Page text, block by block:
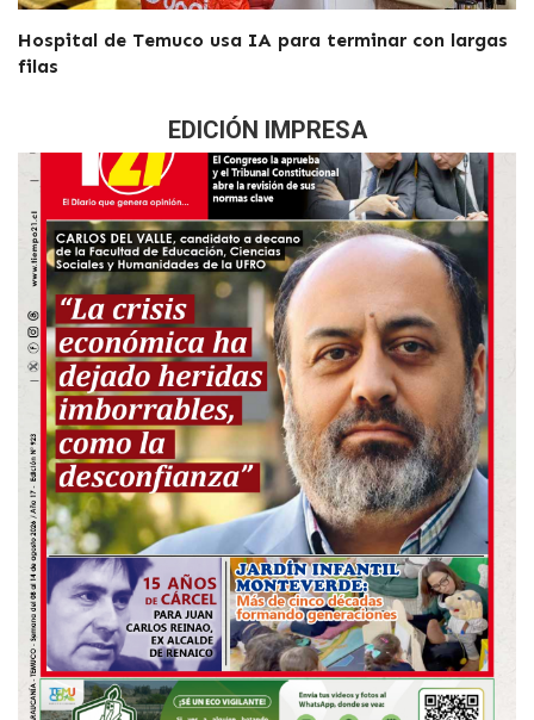
Hospital de Temuco usa IA para terminar con largas
filas
EDICIÓN IMPRESA